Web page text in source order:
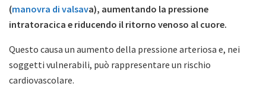
(manovra di valsava), aumentando la pressione
intratoracica e riducendo il ritorno venoso al cuore.
Questo causa un aumento della pressione arteriosa e, nei
soggetti vulnerabili, può rappresentare un rischio
cardiovascolare.